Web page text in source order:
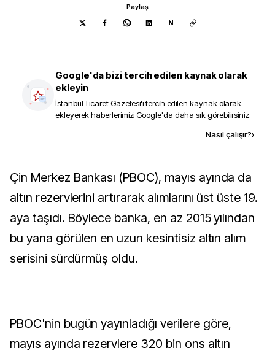
Paylaş
N
Google'da bizi tercih edilen kaynak olarak
ekleyin
İstanbul Ticaret Gazetesi'i tercih edilen kaynak olarak
ekleyerek haberlerimizi Google'da daha sık görebilirsiniz.
Nasıl çalışır?›
Çin Merkez Bankası (PBOC), mayıs ayında da
altın rezervlerini artırarak alımlarını üst üste 19.
aya taşıdı. Böylece banka, en az 2015 yılından
bu yana görülen en uzun kesintisiz altın alım
serisini sürdürmüş oldu.
PBOC'nin bugün yayınladığı verilere göre,
mayıs ayında rezervlere 320 bin ons altın